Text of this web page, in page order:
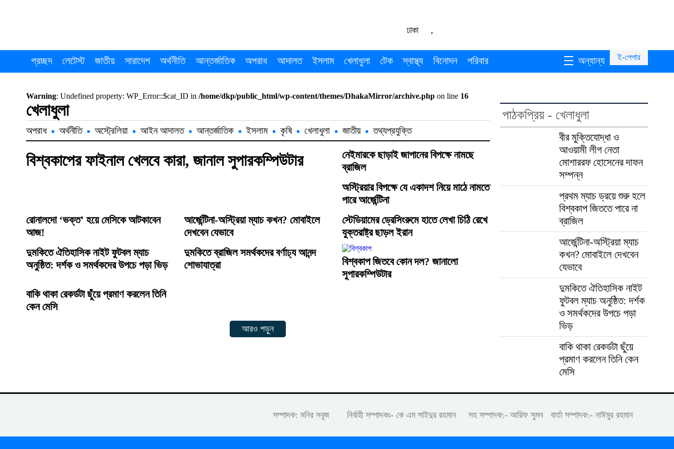
ঢাকা ,
প্রচ্ছদ লেটেস্ট জাতীয় সারাদেশ অর্থনীতি আন্তর্জাতিক অপরাধ আদালত ইসলাম খেলাধুলা টেক স্বাস্থ্য বিনোদন পরিবার অন্যান্য ই-পেপার
Warning: Undefined property: WP_Error::$cat_ID in /home/dkp/public_html/wp-content/themes/DhakaMirror/archive.php on line 16
খেলাধুলা
অপরাধ অর্থনীতি অস্ট্রেলিয়া আইন আদালত আন্তর্জাতিক ইসলাম কৃষি খেলাধুলা জাতীয় তথ্যপ্রযুক্তি
বিশ্বকাপের ফাইনাল খেলবে কারা, জানাল সুপারকম্পিউটার
নেইমারকে ছাড়াই জাপানের বিপক্ষে নামছে
ব্রাজিল
অস্ট্রিয়ার বিপক্ষে যে একাদশ নিয়ে মাঠে নামতে
পারে আর্জেন্টিনা
রোনালদো ‘ভক্ত’ হয়ে মেসিকে আটকাবেন
আজ!
আর্জেন্টিনা-অস্ট্রিয়া ম্যাচ কখন? মোবাইলে
দেখবেন যেভাবে
স্টেডিয়ামের ড্রেসিংরুমে হাতে লেখা চিঠি রেখে
যুক্তরাষ্ট্র ছাড়ল ইরান
দুমকিতে ঐতিহাসিক নাইট ফুটবল ম্যাচ
অনুষ্ঠিত: দর্শক ও সমর্থকদের উপচে পড়া ভিড়
দুমকিতে ব্রাজিল সমর্থকদের বর্ণাঢ্য আনন্দ
শোভাযাত্রা
বিশ্বকাপ জিতবে কোন দল? জানালো
সুপারকম্পিউটার
বাকি থাকা রেকর্ডটা ছুঁয়ে প্রমাণ করলেন তিনি
কেন মেসি
আরও পড়ুন
পাঠকপ্রিয় - খেলাধুলা
বীর মুক্তিযোদ্ধা ও
আওয়ামী লীগ নেতা
মোশাররফ হোসেনের দাফন
সম্পন্ন
প্রথম ম্যাচ ড্রয়ে শুরু হলে
বিশ্বকাপ জিততে পারে না
ব্রাজিল
আর্জেন্টিনা-অস্ট্রিয়া ম্যাচ
কখন? মোবাইলে দেখবেন
যেভাবে
দুমকিতে ঐতিহাসিক নাইট
ফুটবল ম্যাচ অনুষ্ঠিত: দর্শক
ও সমর্থকদের উপচে পড়া
ভিড়
বাকি থাকা রেকর্ডটা ছুঁয়ে
প্রমাণ করলেন তিনি কেন
মেসি
সম্পাদক: মনির সবুজ নির্বাহী সম্পাদকঃ- কে এম সাইদুর রহমান সহ সম্পাদক:- আরিফ সুমন বার্তা সম্পাদক:- নাঈমুর রহমান